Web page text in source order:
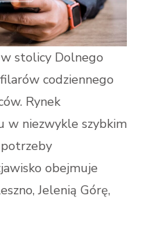
stolicy Dolnego
codziennego
Rynek
w niezwykle szybkim
obejmuje
Jelenią Górę,